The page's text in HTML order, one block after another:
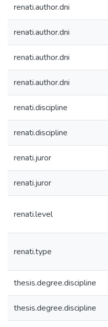
renati.author.dni
renati.author.dni
renati.author.dni
renati.author.dni
renati.discipline
renati.discipline
renati.juror
renati.juror
renati.level
renati.type
thesis.degree.discipline
thesis.degree.discipline